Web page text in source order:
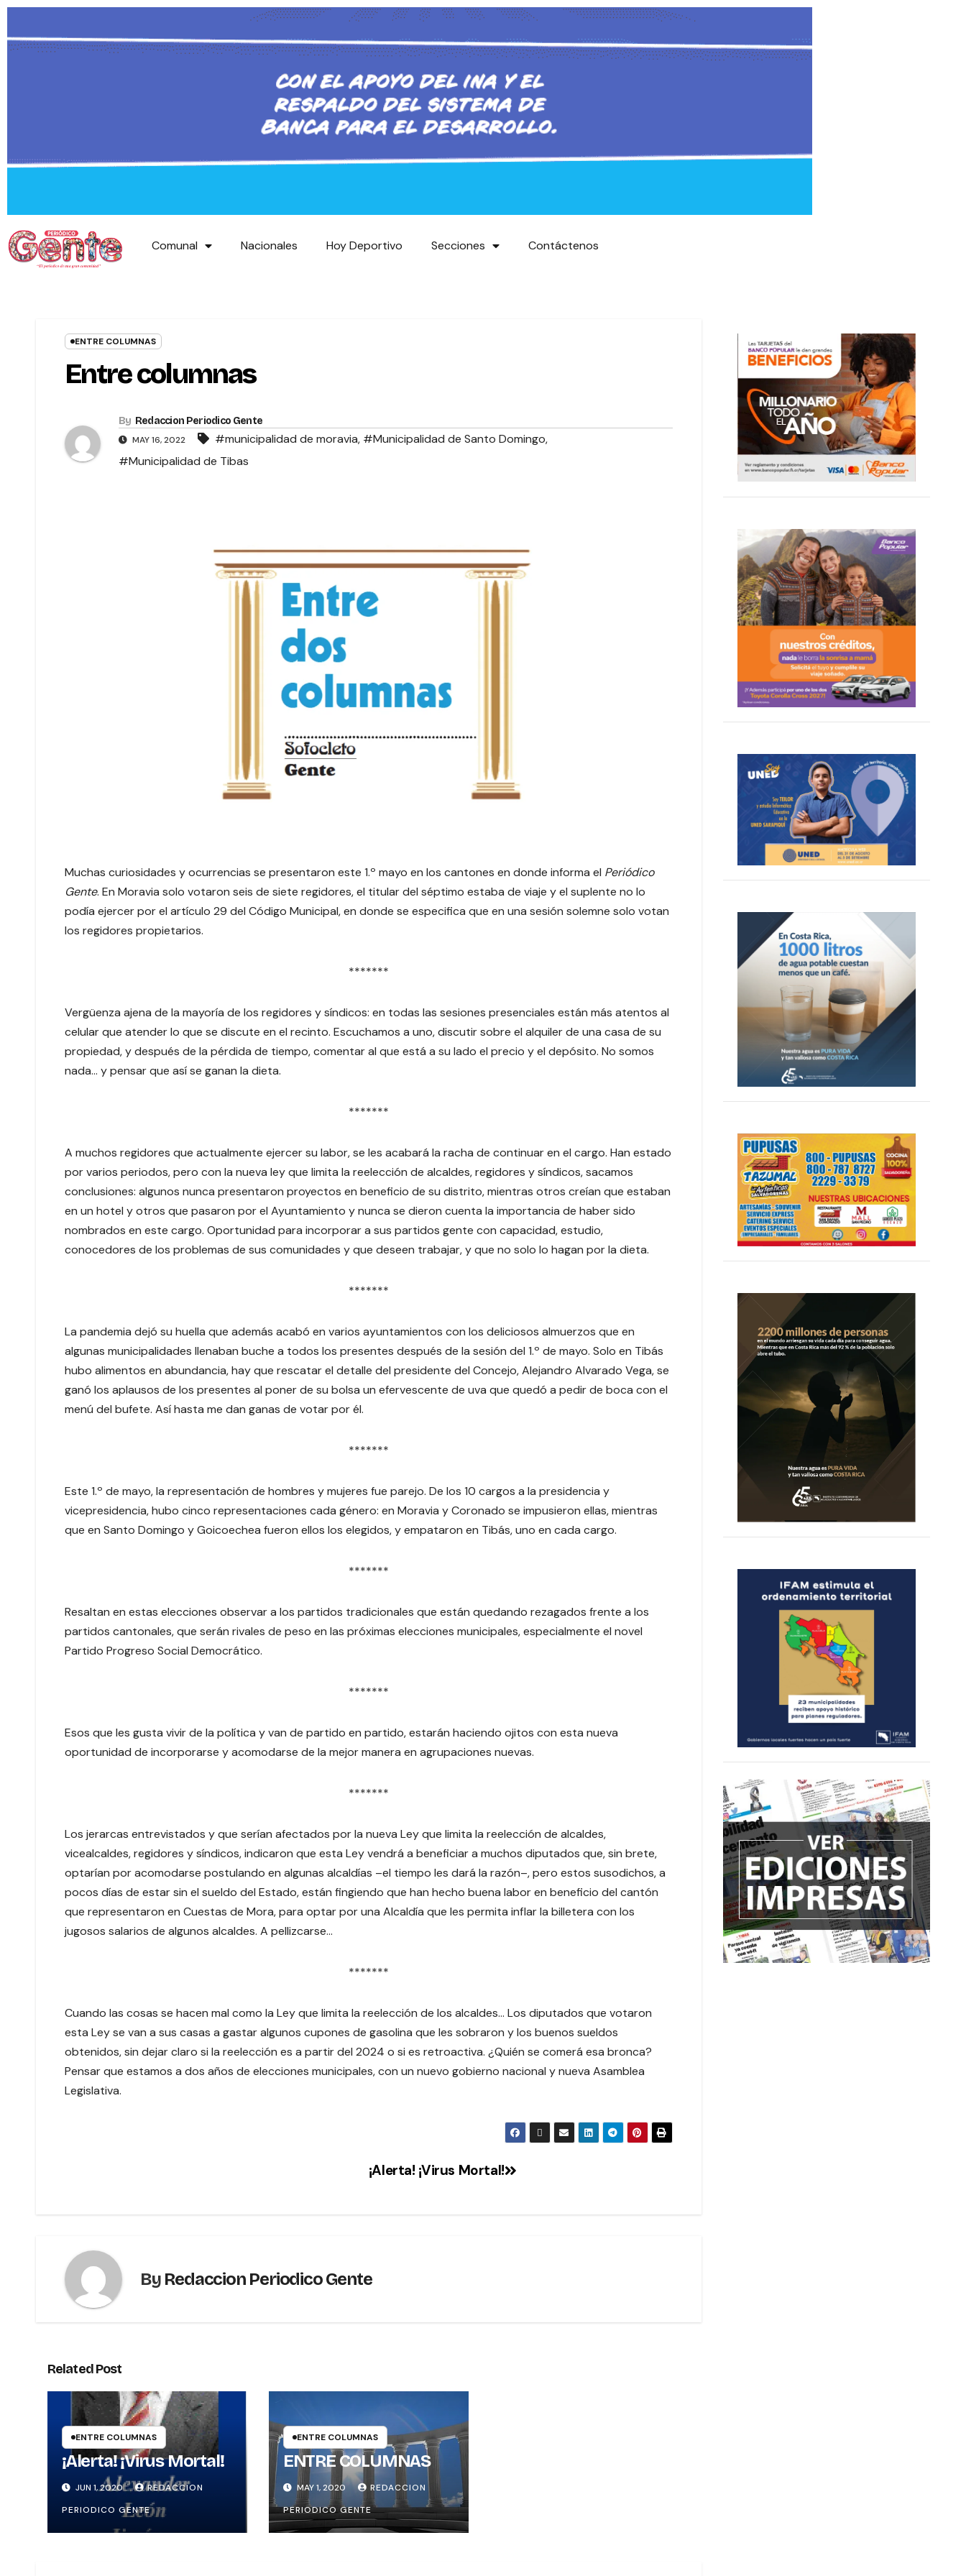
Comunal Nacionales Hoy Deportivo Secciones Contáctenos
ENTRE COLUMNAS
Entre columnas
By Redaccion Periodico Gente
MAY 16, 2022 #municipalidad de moravia, #Municipalidad de Santo Domingo,
#Municipalidad de Tibas
Muchas curiosidades y ocurrencias se presentaron este 1.º mayo en los cantones en donde informa el Periódico
Gente. En Moravia solo votaron seis de siete regidores, el titular del séptimo estaba de viaje y el suplente no lo
podía ejercer por el artículo 29 del Código Municipal, en donde se especifica que en una sesión solemne solo votan
los regidores propietarios.
*******
Vergüenza ajena de la mayoría de los regidores y síndicos: en todas las sesiones presenciales están más atentos al
celular que atender lo que se discute en el recinto. Escuchamos a uno, discutir sobre el alquiler de una casa de su
propiedad, y después de la pérdida de tiempo, comentar al que está a su lado el precio y el depósito. No somos
nada… y pensar que así se ganan la dieta.
*******
A muchos regidores que actualmente ejercer su labor, se les acabará la racha de continuar en el cargo. Han estado
por varios periodos, pero con la nueva ley que limita la reelección de alcaldes, regidores y síndicos, sacamos
conclusiones: algunos nunca presentaron proyectos en beneficio de su distrito, mientras otros creían que estaban
en un hotel y otros que pasaron por el Ayuntamiento y nunca se dieron cuenta la importancia de haber sido
nombrados en este cargo. Oportunidad para incorporar a sus partidos gente con capacidad, estudio,
conocedores de los problemas de sus comunidades y que deseen trabajar, y que no solo lo hagan por la dieta.
*******
La pandemia dejó su huella que además acabó en varios ayuntamientos con los deliciosos almuerzos que en
algunas municipalidades llenaban buche a todos los presentes después de la sesión del 1.º de mayo. Solo en Tibás
hubo alimentos en abundancia, hay que rescatar el detalle del presidente del Concejo, Alejandro Alvarado Vega, se
ganó los aplausos de los presentes al poner de su bolsa un efervescente de uva que quedó a pedir de boca con el
menú del bufete. Así hasta me dan ganas de votar por él.
*******
Este 1.º de mayo, la representación de hombres y mujeres fue parejo. De los 10 cargos a la presidencia y
vicepresidencia, hubo cinco representaciones cada género: en Moravia y Coronado se impusieron ellas, mientras
que en Santo Domingo y Goicoechea fueron ellos los elegidos, y empataron en Tibás, uno en cada cargo.
*******
Resaltan en estas elecciones observar a los partidos tradicionales que están quedando rezagados frente a los
partidos cantonales, que serán rivales de peso en las próximas elecciones municipales, especialmente el novel
Partido Progreso Social Democrático.
*******
Esos que les gusta vivir de la política y van de partido en partido, estarán haciendo ojitos con esta nueva
oportunidad de incorporarse y acomodarse de la mejor manera en agrupaciones nuevas.
*******
Los jerarcas entrevistados y que serían afectados por la nueva Ley que limita la reelección de alcaldes,
vicealcaldes, regidores y síndicos, indicaron que esta Ley vendrá a beneficiar a muchos diputados que, sin brete,
optarían por acomodarse postulando en algunas alcaldías –el tiempo les dará la razón–, pero estos susodichos, a
pocos días de estar sin el sueldo del Estado, están fingiendo que han hecho buena labor en beneficio del cantón
que representaron en Cuestas de Mora, para optar por una Alcaldía que les permita inflar la billetera con los
jugosos salarios de algunos alcaldes. A pellizcarse…
*******
Cuando las cosas se hacen mal como la Ley que limita la reelección de los alcaldes… Los diputados que votaron
esta Ley se van a sus casas a gastar algunos cupones de gasolina que les sobraron y los buenos sueldos
obtenidos, sin dejar claro si la reelección es a partir del 2024 o si es retroactiva. ¿Quién se comerá esa bronca?
Pensar que estamos a dos años de elecciones municipales, con un nuevo gobierno nacional y nueva Asamblea
Legislativa.
¡Alerta! ¡Virus Mortal!
By Redaccion Periodico Gente
Related Post
ENTRE COLUMNAS
¡Alerta! ¡Virus Mortal!
JUN 1, 2020
REDACCION
PERIODICO GENTE
ENTRE COLUMNAS
ENTRE COLUMNAS
MAY 1, 2020
REDACCION
PERIODICO GENTE